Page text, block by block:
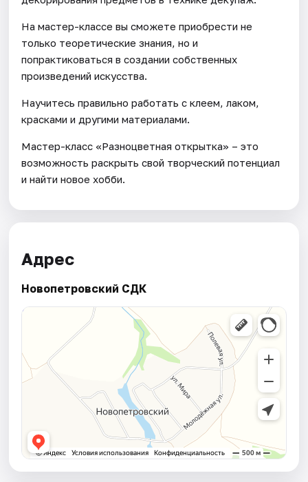
На мастер-классе вы сможете приобрести не
только теоретические знания, но и
попрактиковаться в создании собственных
произведений искусства.
Научитесь правильно работать с клеем, лаком,
красками и другими материалами.
Мастер-класс «Разноцветная открытка» – это
возможность раскрыть свой творческий потенциал
и найти новое хобби.
Адрес
Новопетровский СДК